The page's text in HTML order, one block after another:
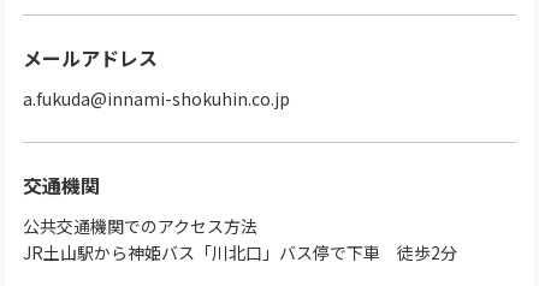
メールアドレス
a.fukuda@innami-shokuhin.co.jp
交通機関
公共交通機関でのアクセス方法
JR土山駅から神姫バス「川北口」バス停で下車 徒歩2分